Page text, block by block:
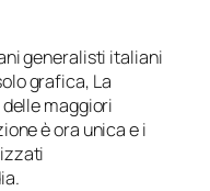
generalisti italiani
grafica, La
maggiori
è ora unica e i